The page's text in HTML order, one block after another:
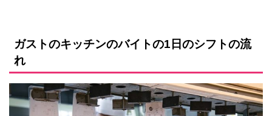
ガストのキッチンのバイトの1日のシフトの流
れ